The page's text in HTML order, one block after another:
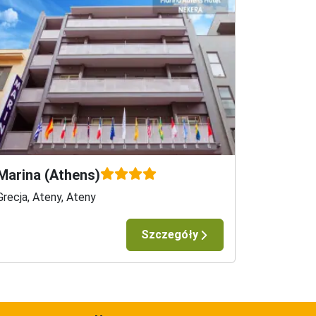
dlatego warto szukać parkingów na
świadczeń w cenie zawarty jest:
lokalnego, transfer lotnisko-hotel-lotnisko
W pozostałym okresie opiekę lokalnego
(Athens)
Ateny, Ateny
Szczegóły